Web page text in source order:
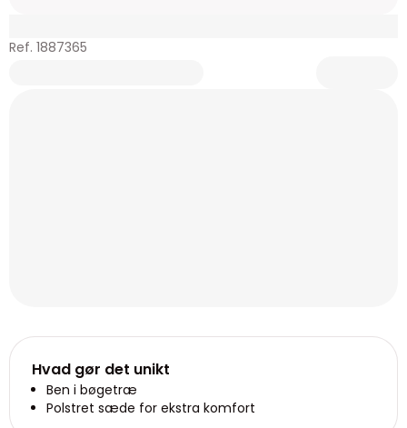
Ref. 1887365
Hvad gør det unikt
Ben i bøgetræ
Polstret sæde for ekstra komfort